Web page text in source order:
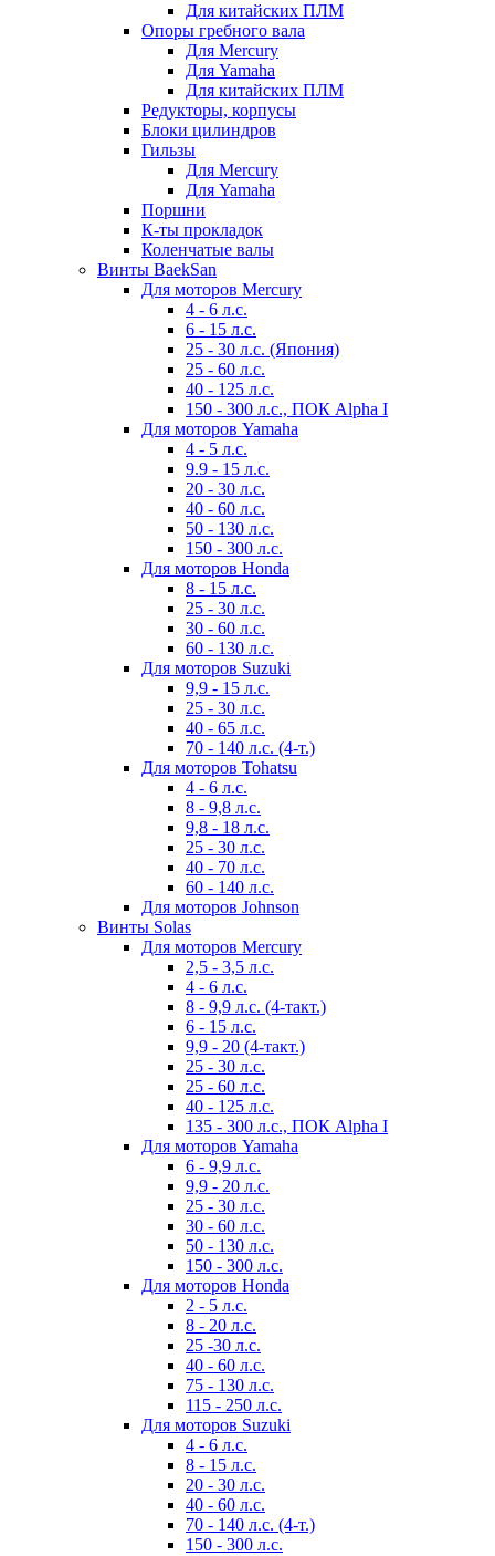
Для китайских ПЛМ
Опоры гребного вала
Для Mercury
Для Yamaha
Для китайских ПЛМ
Редукторы, корпусы
Блоки цилиндров
Гильзы
Для Mercury
Для Yamaha
Поршни
К-ты прокладок
Коленчатые валы
Винты BaekSan
Для моторов Mercury
4 - 6 л.с.
6 - 15 л.с.
25 - 30 л.с. (Япония)
25 - 60 л.с.
40 - 125 л.с.
150 - 300 л.с., ПОК Alpha I
Для моторов Yamaha
4 - 5 л.с.
9.9 - 15 л.с.
20 - 30 л.с.
40 - 60 л.с.
50 - 130 л.с.
150 - 300 л.с.
Для моторов Honda
8 - 15 л.с.
25 - 30 л.с.
30 - 60 л.с.
60 - 130 л.с.
Для моторов Suzuki
9,9 - 15 л.с.
25 - 30 л.с.
40 - 65 л.с.
70 - 140 л.с. (4-т.)
Для моторов Tohatsu
4 - 6 л.с.
8 - 9,8 л.с.
9,8 - 18 л.с.
25 - 30 л.с.
40 - 70 л.с.
60 - 140 л.с.
Для моторов Johnson
Винты Solas
Для моторов Mercury
2,5 - 3,5 л.с.
4 - 6 л.с.
8 - 9,9 л.с. (4-такт.)
6 - 15 л.с.
9,9 - 20 (4-такт.)
25 - 30 л.с.
25 - 60 л.с.
40 - 125 л.с.
135 - 300 л.с., ПОК Alpha I
Для моторов Yamaha
6 - 9,9 л.с.
9,9 - 20 л.с.
25 - 30 л.с.
30 - 60 л.с.
50 - 130 л.с.
150 - 300 л.с.
Для моторов Honda
2 - 5 л.с.
8 - 20 л.с.
25 -30 л.с.
40 - 60 л.с.
75 - 130 л.с.
115 - 250 л.с.
Для моторов Suzuki
4 - 6 л.с.
8 - 15 л.с.
20 - 30 л.с.
40 - 60 л.с.
70 - 140 л.с. (4-т.)
150 - 300 л.с.